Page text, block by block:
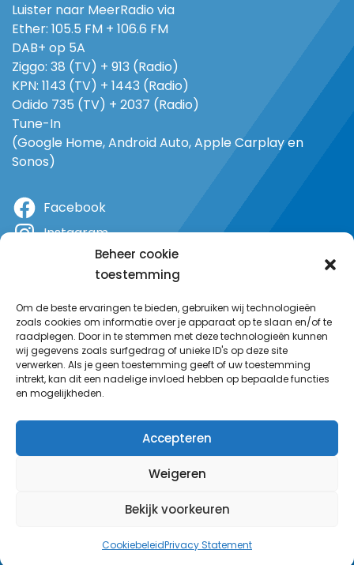
Beheer cookie
toestemming
Om de beste ervaringen te bieden, gebruiken wij technologieën
zoals cookies om informatie over je apparaat op te slaan en/of te
raadplegen. Door in te stemmen met deze technologieën kunnen
wij gegevens zoals surfgedrag of unieke ID's op deze site
verwerken. Als je geen toestemming geeft of uw toestemming
intrekt, kan dit een nadelige invloed hebben op bepaalde functies
en mogelijkheden.
Accepteren
Weigeren
Bekijk voorkeuren
CookiebeleidPrivacy Statement
Luister naar MeerRadio via
Ether: 105.5 FM + 106.6 FM
DAB+ op 5A
Ziggo: 38 (TV) + 913 (Radio)
KPN: 1143 (TV) + 1443 (Radio)
Odido 735 (TV) + 2037 (Radio)
Tune-In
(Google Home, Android Auto, Apple Carplay en
Sonos)
Facebook
Instagram
YouTube
© MeerRadio 2025